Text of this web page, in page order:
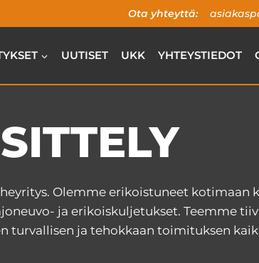
Ota yhteyttä:
UUTISET UKK YHTEYSTIEDOT
Olemme erikoistuneet kotimaan
ja erikoiskuljetukset. Teemme
ja tehokkaan toimituksen